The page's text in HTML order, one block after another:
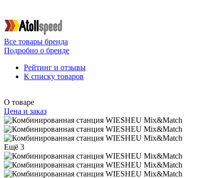
Все товары бренда
Подробно о бренде
Рейтинг и отзывы
К списку товаров
О товаре
Цена и заказ
Ещё 3